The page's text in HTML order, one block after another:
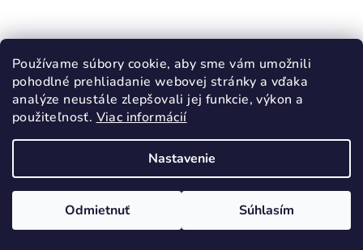
Používame súbory cookie, aby sme vám umožnili
pohodlné prehliadanie webovej stránky a vďaka
analýze neustále zlepšovali jej funkcie, výkon a
použiteľnosť. Viac informácií
Nastavenie
Odmietnuť Súhlasím